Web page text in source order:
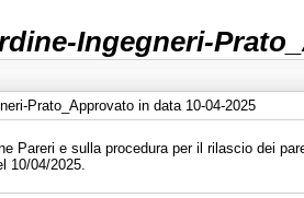
Ingegneri-
Prato_Approvato in data 10-04-2025
Pareri e sulla procedura per il rilascio dei
10/04/2025.